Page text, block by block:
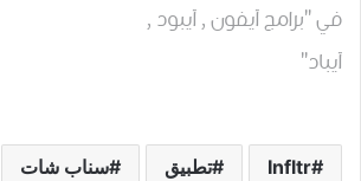
في "برامج آيفون , آيبود ,
آيباد"
Infltr تطبيق سناب شات